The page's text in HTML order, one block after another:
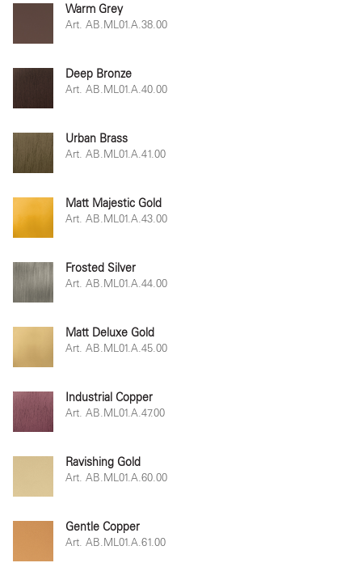
Warm Grey
Art. AB.ML01.A.38.00
Deep Bronze
Art. AB.ML01.A.40.00
Urban Brass
Art. AB.ML01.A.41.00
Matt Majestic Gold
Art. AB.ML01.A.43.00
Frosted Silver
Art. AB.ML01.A.44.00
Matt Deluxe Gold
Art. AB.ML01.A.45.00
Industrial Copper
Art. AB.ML01.A.47.00
Ravishing Gold
Art. AB.ML01.A.60.00
Gentle Copper
Art. AB.ML01.A.61.00